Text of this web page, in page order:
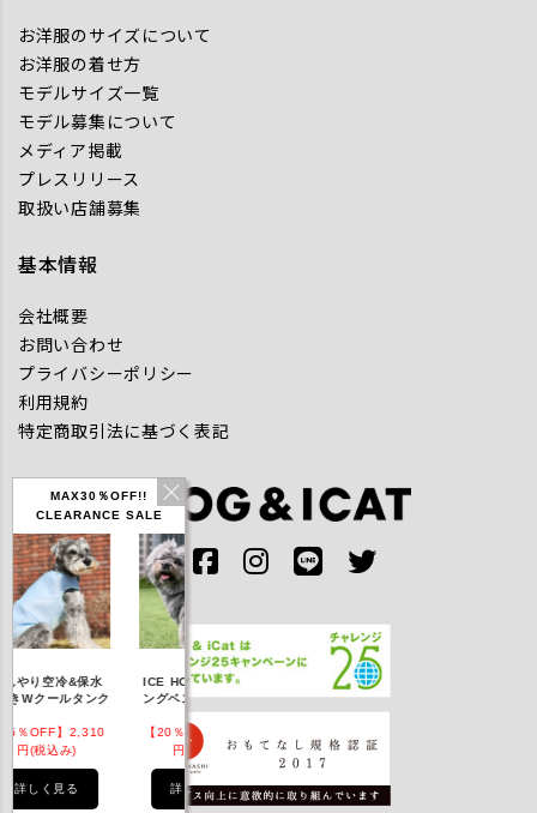
MAX30％OFF!!
CLEARANCE SALE
やり空冷&保水
Wクールタンク
％OFF】2,310
円(税込み)
詳しく見る
ICE HOLD フィッシ
ングベスト 保冷剤付
【20％OFF】3,168
円(税込み)
詳しく見る
IDOG ICE HOLD ネ
ッククーラー 保冷剤
円(税込み)
詳しく見る
お洋服のサイズについて
お洋服の着せ方
モデルサイズ一覧
モデル募集について
メディア掲載
プレスリリース
取扱い店舗募集
基本情報
会社概要
お問い合わせ
プライバシーポリシー
利用規約
特定商取引法に基づく表記